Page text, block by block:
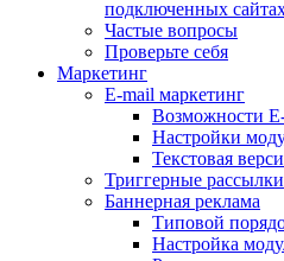
подключенных
Частые вопросы
Проверьте себя
Маркетинг
E-mail маркетинг
Возможности
Настройки
Текстовая
Триггерные рассылки
Баннерная реклама
Типовой
Настройка